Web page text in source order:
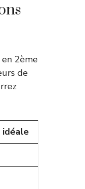
en 2ème
de
idéale